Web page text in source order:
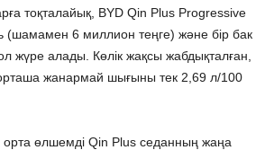
тоқталайық, BYD Qin Plus Progressive
6 миллион теңге) және бір бак
жүре алады. Көлік жақсы жабдықталған,
орташа жанармай шығыны тек 2,69 л/100
орта өлшемді Qin Plus седанның жаңа